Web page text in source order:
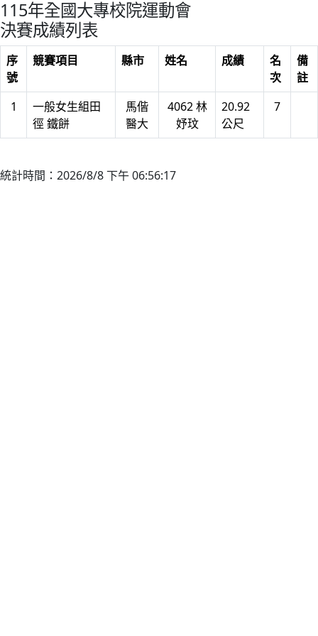
115年全國大專校院運動會
決賽成績列表
序
號
競賽項目 縣市 姓名 成績
名
次
備
註
1
一般女生組田
徑 鐵餅
馬偕
醫大
4062 林
妤玟
20.92
公尺
7
統計時間：2026/8/8 下午 06:56:17